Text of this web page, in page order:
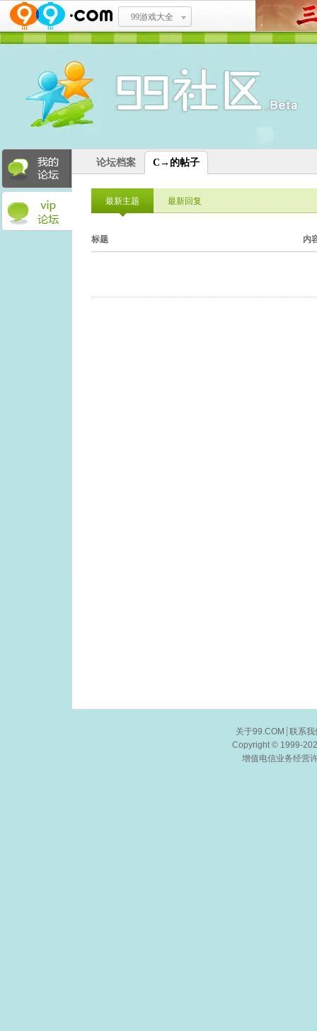
99游戏大全
论坛档案 C→的帖子
最新主题 最新回复
标题 内
关于99.COM ┊ 联系我
Copyright © 1999-
增值电信业务经营